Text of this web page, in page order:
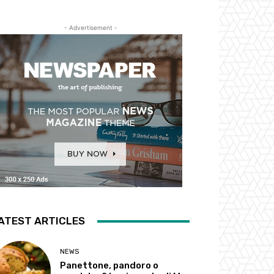
- Advertisement -
ARTICLES
NEWS
Panettone, pandoro o